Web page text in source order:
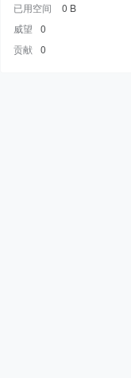
已用空间 0 B
威望
0
贡献 0